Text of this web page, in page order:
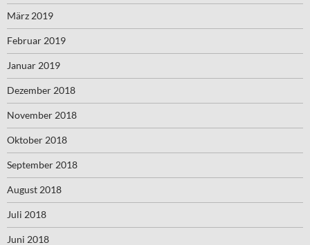
März 2019
Februar 2019
Januar 2019
Dezember 2018
November 2018
Oktober 2018
September 2018
August 2018
Juli 2018
Juni 2018